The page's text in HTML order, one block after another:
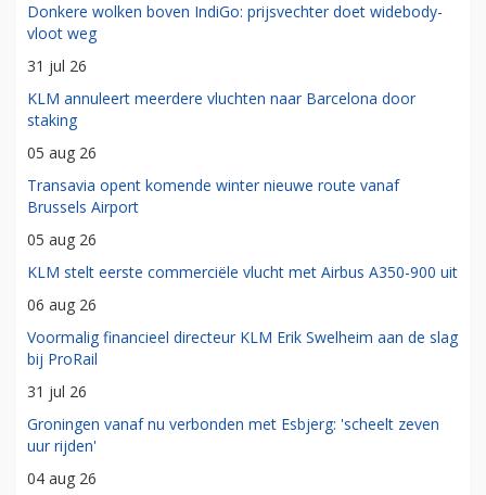
Donkere wolken boven IndiGo: prijsvechter doet widebody-
vloot weg
31 jul 26
KLM annuleert meerdere vluchten naar Barcelona door
staking
05 aug 26
Transavia opent komende winter nieuwe route vanaf
Brussels Airport
05 aug 26
KLM stelt eerste commerciële vlucht met Airbus A350-900 uit
06 aug 26
Voormalig financieel directeur KLM Erik Swelheim aan de slag
bij ProRail
31 jul 26
Groningen vanaf nu verbonden met Esbjerg: 'scheelt zeven
uur rijden'
04 aug 26